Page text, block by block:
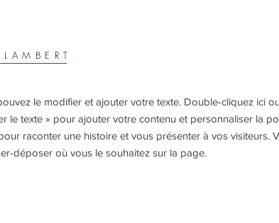
le modifier et ajouter votre texte. Double-cliquez ici
le texte » pour ajouter votre contenu et personnaliser la
raconter une histoire et vous présenter à vos visiteurs.
déposer où vous le souhaitez sur la page.